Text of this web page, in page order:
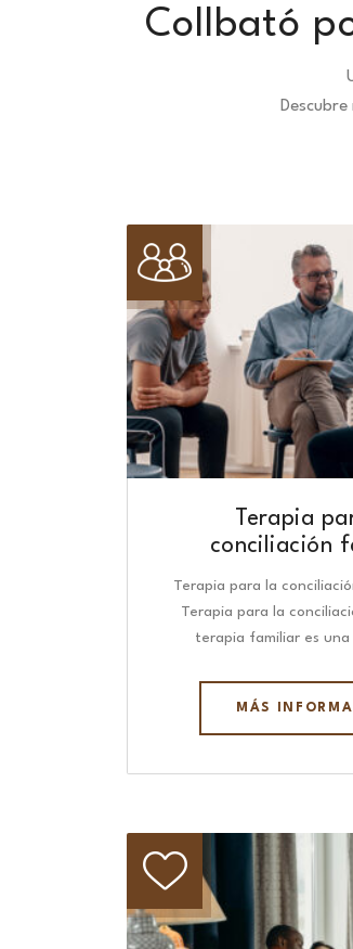
Collbató
Terapia
conciliación
Terapia para la
Terapia para la
terapia familiar es
MÁS